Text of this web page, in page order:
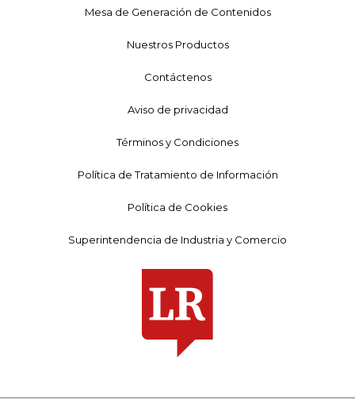
Mesa de Generación de Contenidos
Nuestros Productos
Contáctenos
Aviso de privacidad
Términos y Condiciones
Política de Tratamiento de Información
Política de Cookies
Superintendencia de Industria y Comercio